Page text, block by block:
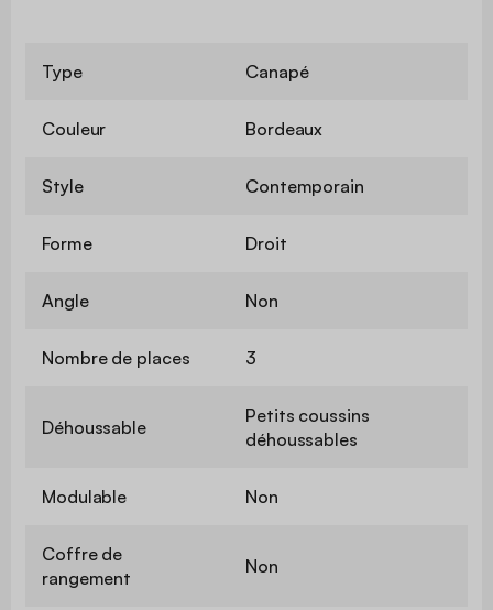
Type Canapé
Couleur Bordeaux
Style Contemporain
Forme Droit
Angle Non
Nombre de places 3
Déhoussable
Petits coussins
déhoussables
Modulable Non
Coffre de
rangement
Non